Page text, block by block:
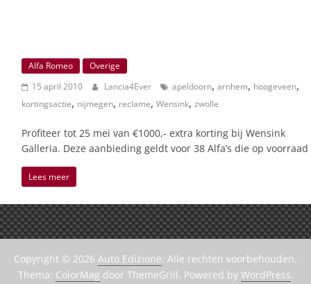
Alfa Romeo
Overige
15 april 2010
Lancia4Ever apeldoorn, arnhem, hoogeveen,
kortingsactie, nijmegen, reclame, Wensink, zwolle
Profiteer tot 25 mei van €1000,- extra korting bij Wensink
Galleria. Deze aanbieding geldt voor 38 Alfa’s die op voorraad
Lees meer
Copyright © 2026 Auto Edizione. Alle rechten voorbehouden.
Thema: ColorMag door ThemeGrill. Powered by WordPress.